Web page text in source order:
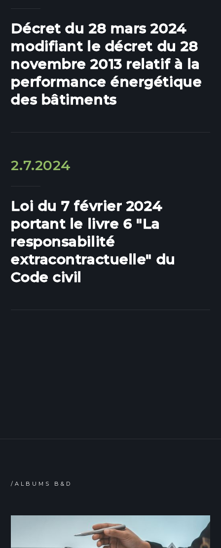
Décret du 28 mars 2024
modifiant le décret du 28
novembre 2013 relatif à la
performance énergétique
des bâtiments
2.7.2024
Loi du 7 février 2024
portant le livre 6 "La
responsabilité
extracontractuelle" du
Code civil
/ALBUMS B&D